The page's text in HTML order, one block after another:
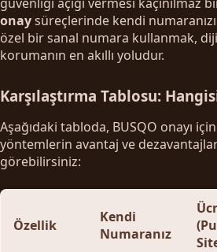
onaysüreçlerinde kendi
özel bir sanal numara kullanmak,
korumanın en akıllı yoludur.
Karşılaştırma Tablosu:
Aşağıdaki tabloda, BUSQO onayı
yöntemlerin avantaj ve
görebilirsiniz:
Özellik
Kendi
Numaranız